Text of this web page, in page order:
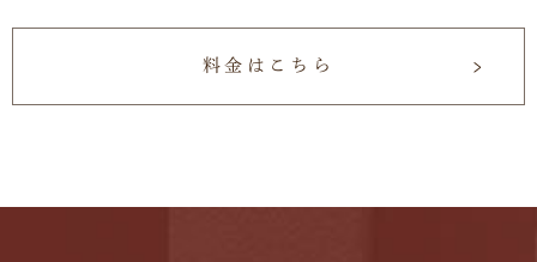
料金はこちら